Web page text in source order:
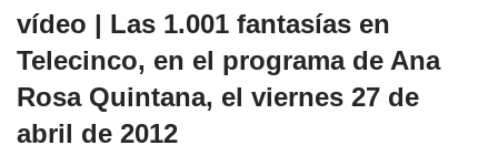
vídeo | Las 1.001 fantasías en
Telecinco, en el programa de Ana
Rosa Quintana, el viernes 27 de
abril de 2012